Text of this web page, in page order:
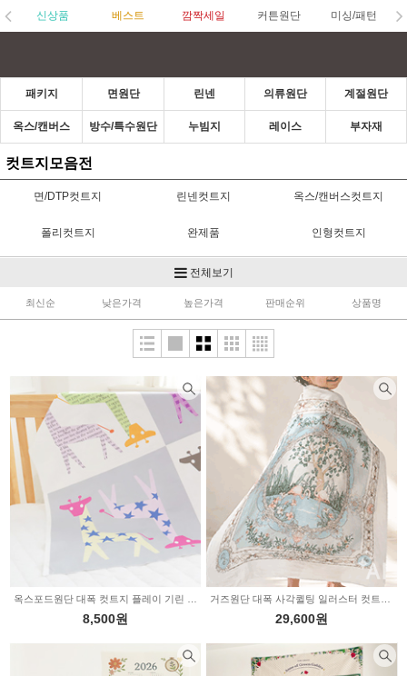
신상품 베스트 깜짝세일 커튼원단 미싱/패턴
패키지 면원단 린넨 의류원단 계절원단
옥스/캔버스 방수/특수원단 누빔지 레이스 부자재
컷트지모음전
면/DTP컷트지 린넨컷트지 옥스/캔버스컷트지
폴리컷트지 완제품 인형컷트지
전체보기
최신순 낮은가격 높은가격 판매순위 상품명
8,500원 29,600원